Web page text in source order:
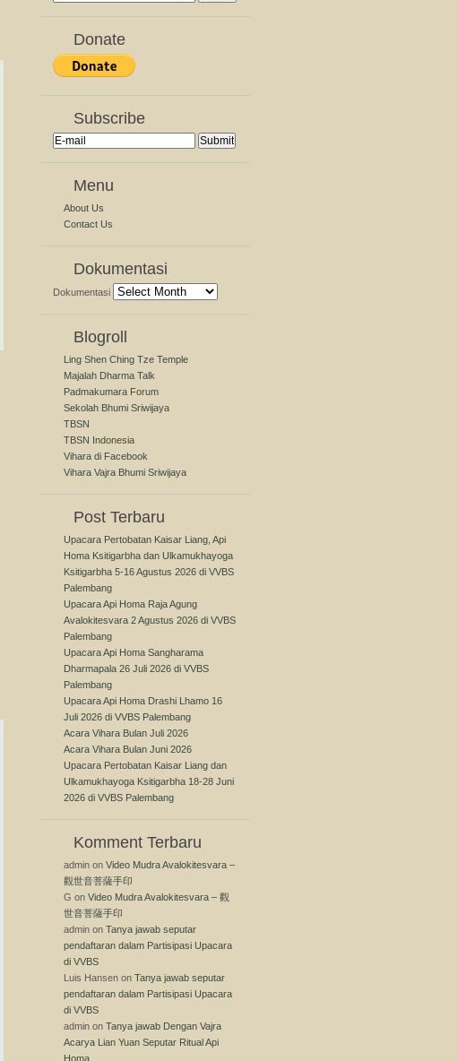
Donate
Subscribe
Menu
About Us
Contact Us
Dokumentasi
Dokumentasi
Blogroll
Ling Shen Ching Tze Temple
Majalah Dharma Talk
Padmakumara Forum
Sekolah Bhumi Sriwijaya
TBSN
TBSN Indonesia
Vihara di Facebook
Vihara Vajra Bhumi Sriwijaya
Post Terbaru
Upacara Pertobatan Kaisar Liang, Api
Homa Ksitigarbha dan Ulkamukhayoga
Ksitigarbha 5-16 Agustus 2026 di VVBS
Palembang
Upacara Api Homa Raja Agung
Avalokitesvara 2 Agustus 2026 di VVBS
Palembang
Upacara Api Homa Sangharama
Dharmapala 26 Juli 2026 di VVBS
Palembang
Upacara Api Homa Drashi Lhamo 16
Juli 2026 di VVBS Palembang
Acara Vihara Bulan Juli 2026
Acara Vihara Bulan Juni 2026
Upacara Pertobatan Kaisar Liang dan
Ulkamukhayoga Ksitigarbha 18-28 Juni
2026 di VVBS Palembang
Komment Terbaru
admin on Video Mudra Avalokitesvara –
觀世音菩薩手印
G on Video Mudra Avalokitesvara – 觀
世音菩薩手印
admin on Tanya jawab seputar
pendaftaran dalam Partisipasi Upacara
di VVBS
Luis Hansen on Tanya jawab seputar
pendaftaran dalam Partisipasi Upacara
di VVBS
admin on Tanya jawab Dengan Vajra
Acarya Lian Yuan Seputar Ritual Api
Homa